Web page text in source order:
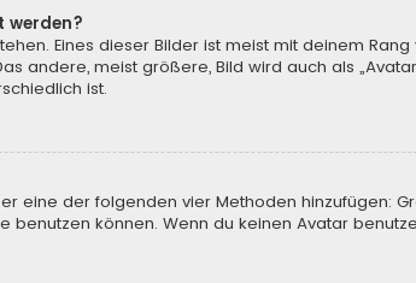
werden?
Eines dieser Bilder ist meist mit deinem
andere, meist größere, Bild wird auch als
ist.
eine der folgenden vier Methoden hinzufügen:
können. Wenn du keinen Avatar